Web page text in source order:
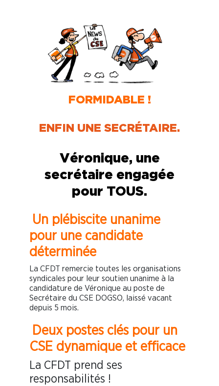
FORMIDABLE !
ENFIN UNE SECRÉTAIRE.
Véronique, une
secrétaire engagée
pour TOUS.
Un plébiscite unanime
pour une candidate
déterminée
La CFDT remercie toutes les organisations
syndicales pour leur soutien unanime à la
candidature de Véronique au poste de
Secrétaire du CSE DOGSO, laissé vacant
depuis 5 mois.
Deux postes clés pour un
CSE dynamique et efficace
La CFDT prend ses
responsabilités !